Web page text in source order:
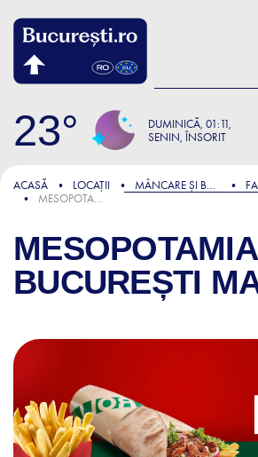
23 DUMINICĂ 01:11
SENIN, ÎNSORIT
ACASĂ LOCAȚII MÂNCARE ȘI BĂUTURĂ
MESOPOTAMIA BUCUREȘTI MALL
MESOPOTAMIA
BUCUREȘTI